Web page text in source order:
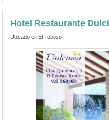
Hotel Restaurante
Ubicado en El Toboso